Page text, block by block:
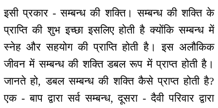
इसी प्रकार - सम्बन्ध की शक्ति। सम्बन्ध की शक्ति के
प्राप्ति की शुभ इच्छा इसलिए होती है क्योंकि सम्बन्ध में
स्नेह और सहयोग की प्राप्ति होती है। इस अलौकिक
जीवन में सम्बन्ध की शक्ति डबल रूप में प्राप्त होती है।
जानते हो, डबल सम्बन्ध की शक्ति कैसे प्राप्त होती है?
एक - बाप द्वारा सर्व सम्बन्ध, दूसरा - दैवी परिवार द्वारा